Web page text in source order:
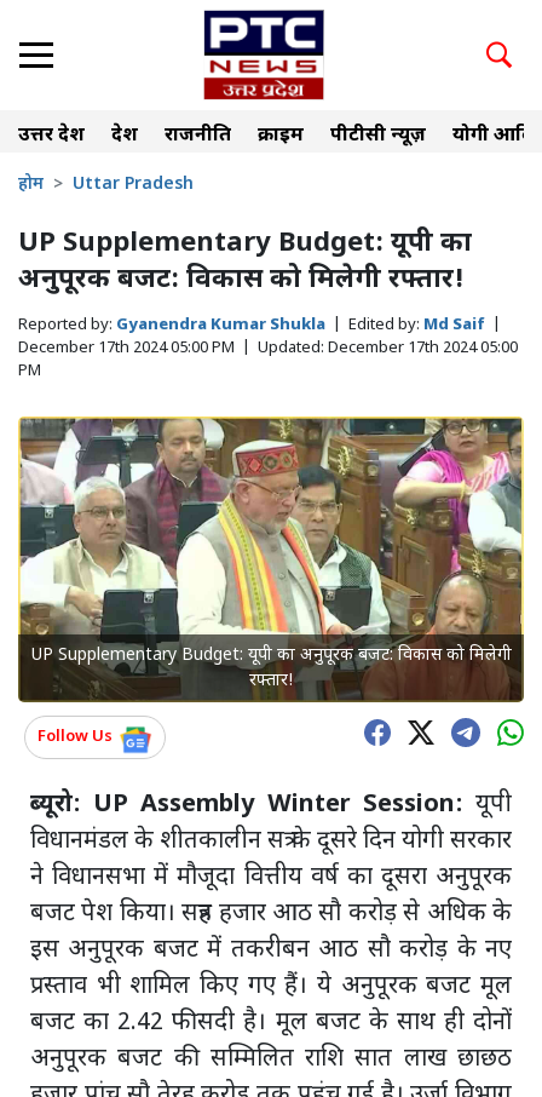
उत्तर प्रदेश देश राजनीति क्राइम पीटीसी न्यूज़ योगी
होम Uttar Pradesh
UP Supplementary Budget: यूपी का
अनुपूरक बजट: विकास को मिलेगी रफ्तार!
Reported by: Gyanendra Kumar Shukla Edited by: Md Saif
December 17th 2024 05:00 PM
Updated: December 17th 2024 05:00
PM
UP Supplementary Budget: यूपी का अनुपूरक बजट: विकास को मिलेगी
रफ्तार!
Follow Us
ब्यूरो: UP Assembly Winter Session: यूपी
विधानमंडल के शीतकालीन सत्र के दूसरे दिन योगी सरकार
ने विधानसभा में मौजूदा वित्तीय वर्ष का दूसरा अनुपूरक
बजट पेश किया। सत्रह हजार आठ सौ करोड़ से अधिक के
इस अनुपूरक बजट में तकरीबन आठ सौ करोड़ के नए
प्रस्ताव भी शामिल किए गए हैं। ये अनुपूरक बजट मूल
बजट का 2.42 फीसदी है। मूल बजट के साथ ही दोनों
अनुपूरक बजट की सम्मिलित राशि सात लाख छाछठ